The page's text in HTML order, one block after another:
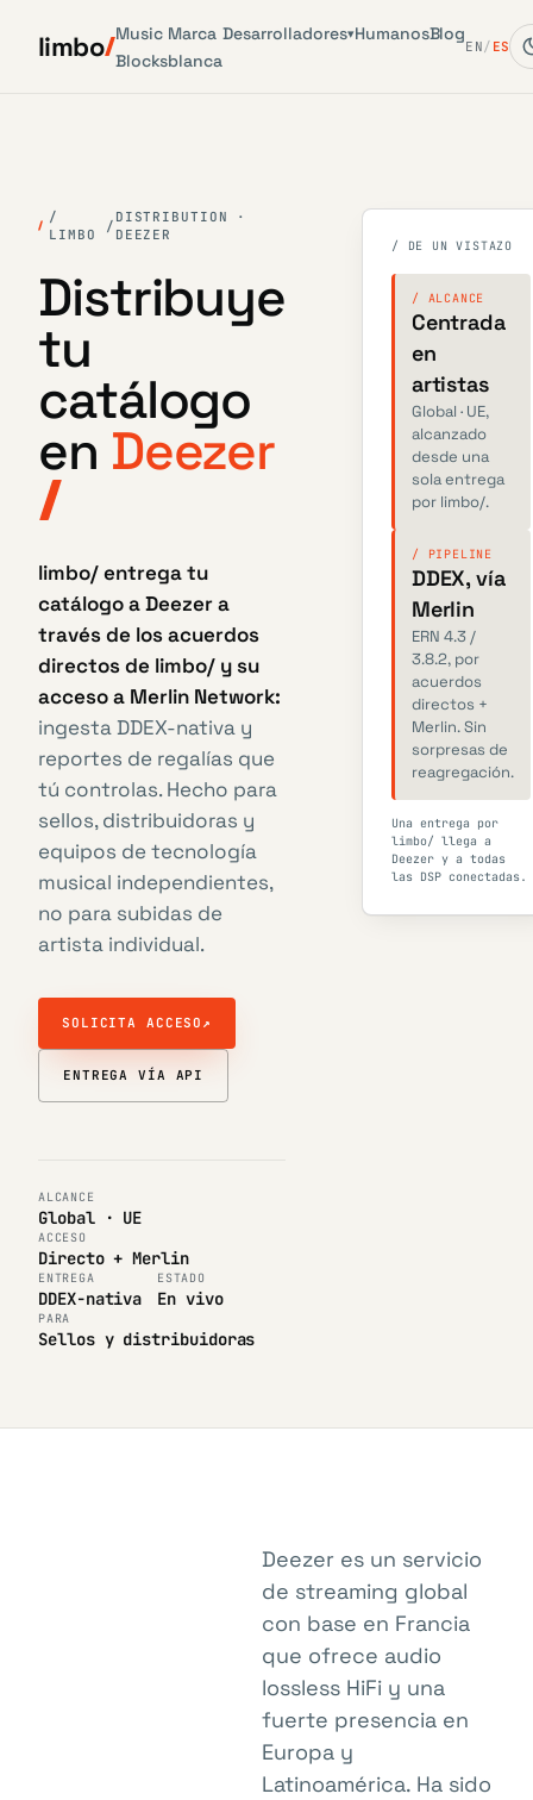
limbo Music
Blocks
Marca
blanca
Desarrolladores▾HumanosBlog
EN / ES
/
LIMBO
/
DISTRIBUTION ·
DEEZER
Distribuye
tu
catálogo
en Deezer
limbo/ entrega tu
catálogo a Deezer a
través de los acuerdos
directos de limbo/ y su
acceso a Merlin Network:
ingesta DDEX-nativa y
reportes de regalías que
tú controlas. Hecho para
sellos, distribuidoras y
equipos de tecnología
musical independientes,
no para subidas de
artista individual.
SOLICITA ACCESO ↗
ENTREGA VÍA API
ALCANCE
Global · UE
ACCESO
Directo + Merlin
ENTREGA
DDEX-nativa
ESTADO
En vivo
PARA
Sellos y distribuidoras
/ DE UN VISTAZO
/ ALCANCE
Centrada
en
artistas
Global · UE,
alcanzado
desde una
sola entrega
por limbo/.
/ PIPELINE
DDEX, vía
Merlin
ERN 4.3 /
3.8.2, por
acuerdos
directos +
Merlin. Sin
sorpresas de
reagregación.
Una entrega por
limbo/ llega a
Deezer y a todas
las DSP conectadas.
Deezer es un servicio
de streaming global
con base en Francia
que ofrece audio
lossless HiFi y una
fuerte presencia en
Europa y
Latinoamérica. Ha sido